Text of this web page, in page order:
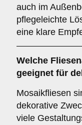
auch im
pflegeleichte
eine klare
Welche
geeignet für
Mosaikfliesen
dekorative
viele